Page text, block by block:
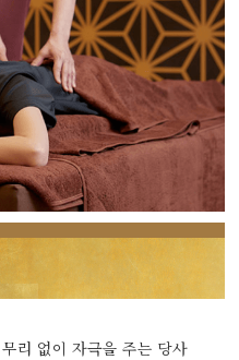
리 없이 자극을 주는 당사